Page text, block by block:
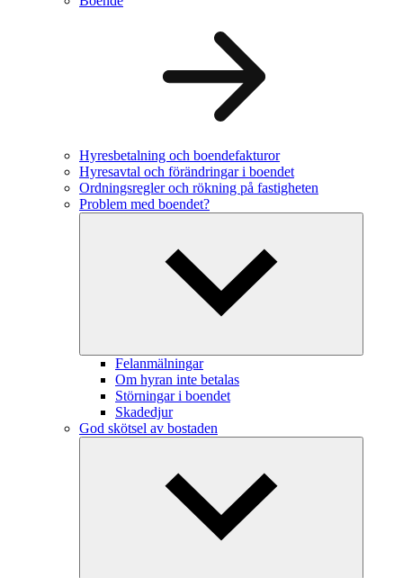
Hyresbetalning och boendefakturor
Hyresavtal och förändringar i boendet
Ordningsregler och rökning på fastigheten
Problem med boendet?
Felanmälningar
Om hyran inte betalas
Störningar i boendet
Skadedjur
God skötsel av bostaden